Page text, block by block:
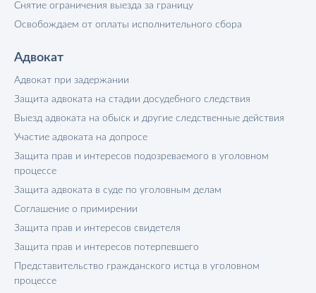
Снятие ограничения выезда за границу
Освобождаем от оплаты исполнительного сбора
Адвокат
Адвокат при задержании
Защита адвоката на стадии досудебного следствия
Выезд адвоката на обыск и другие следственные действия
Участие адвоката на допросе
Защита прав и интересов подозреваемого в уголовном
процессе
Защита адвоката в суде по уголовным делам
Соглашение о примирении
Защита прав и интересов свидетеля
Защита прав и интересов потерпевшего
Представительство гражданского истца в уголовном
процессе